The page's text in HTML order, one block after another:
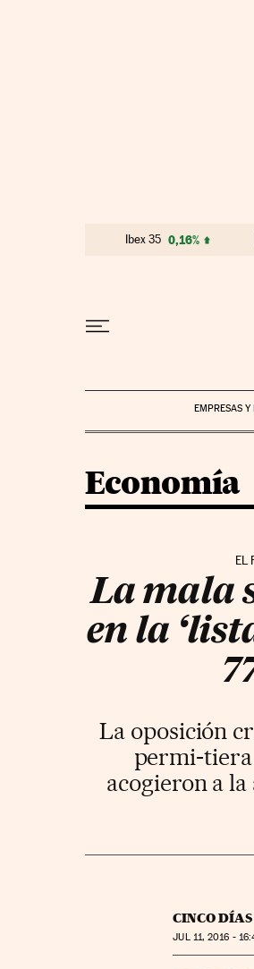
Ibex 35 0,16%
EMPRESAS Y
Economía
EL
La mala
en la
La oposición
permi-tiera
acogieron a la
CINCO DÍAS
JUL11, 2016 -